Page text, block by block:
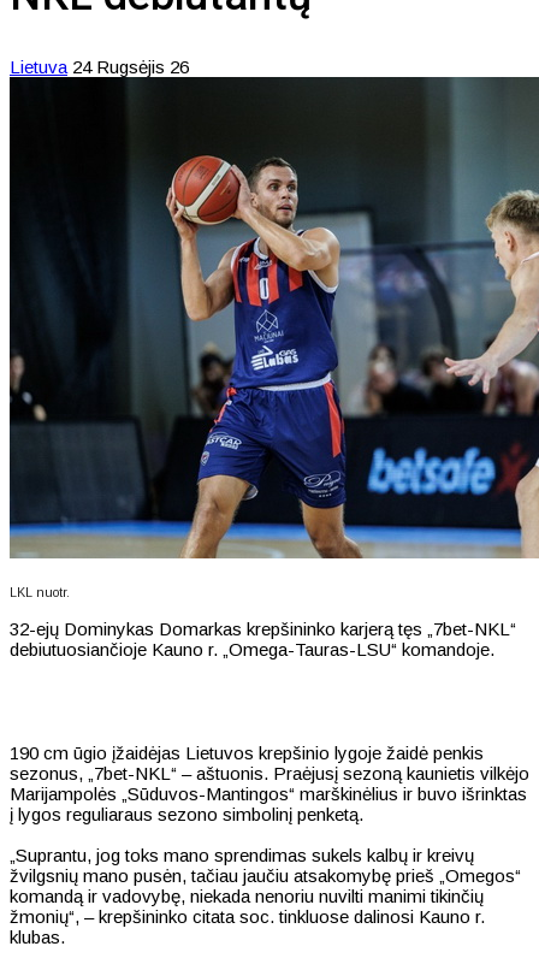
Lietuva 24 Rugsėjis 26
LKL nuotr.
32-ejų Dominykas Domarkas krepšininko karjerą tęs „7bet-NKL“
debiutuosiančioje Kauno r. „Omega-Tauras-LSU“ komandoje.
190 cm ūgio įžaidėjas Lietuvos krepšinio lygoje žaidė penkis
sezonus, „7bet-NKL“ – aštuonis. Praėjusį sezoną kaunietis vilkėjo
Marijampolės „Sūduvos-Mantingos“ marškinėlius ir buvo išrinktas
į lygos reguliaraus sezono simbolinį penketą.
„Suprantu, jog toks mano sprendimas sukels kalbų ir kreivų
žvilgsnių mano pusėn, tačiau jaučiu atsakomybę prieš „Omegos“
komandą ir vadovybę, niekada nenoriu nuvilti manimi tikinčių
žmonių“, – krepšininko citata soc. tinkluose dalinosi Kauno r.
klubas.